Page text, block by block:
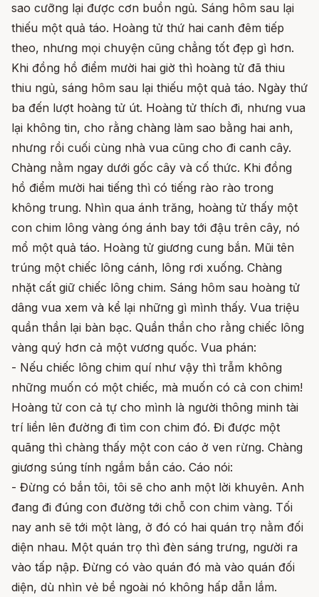
sao cưỡng lại được cơn buồn ngủ. Sáng hôm sau lại
thiếu một quả táo. Hoàng tử thứ hai canh đêm tiếp
theo, nhưng mọi chuyện cũng chẳng tốt đẹp gì hơn.
Khi đồng hồ điểm mười hai giờ thì hoàng tử đã thiu
thiu ngủ, sáng hôm sau lại thiếu một quả táo. Ngày thứ
ba đến lượt hoàng tử út. Hoàng tử thích đi, nhưng vua
lại không tin, cho rằng chàng làm sao bằng hai anh,
nhưng rồi cuối cùng nhà vua cũng cho đi canh cây.
Chàng nằm ngay dưới gốc cây và cố thức. Khi đồng
hồ điểm mười hai tiếng thì có tiếng rào rào trong
không trung. Nhìn qua ánh trăng, hoàng tử thấy một
con chim lông vàng óng ánh bay tới đậu trên cây, nó
mổ một quả táo. Hoàng tử giương cung bắn. Mũi tên
trúng một chiếc lông cánh, lông rơi xuống. Chàng
nhặt cất giữ chiếc lông chim. Sáng hôm sau hoàng tử
dâng vua xem và kể lại những gì mình thấy. Vua triệu
quần thần lại bàn bạc. Quần thần cho rằng chiếc lông
vàng quý hơn cả một vương quốc. Vua phán:
- Nếu chiếc lông chim quí như vậy thì trẫm không
những muốn có một chiếc, mà muốn có cả con chim!
Hoàng tử con cả tự cho mình là người thông minh tài
trí liền lên đường đi tìm con chim đó. Đi được một
quãng thì chàng thấy một con cáo ở ven rừng. Chàng
giương súng tính ngắm bắn cáo. Cáo nói:
- Đừng có bắn tôi, tôi sẽ cho anh một lời khuyên. Anh
đang đi đúng con đường tới chỗ con chim vàng. Tối
nay anh sẽ tới một làng, ở đó có hai quán trọ nằm đối
diện nhau. Một quán trọ thì đèn sáng trưng, người ra
vào tấp nập. Đừng có vào quán đó mà vào quán đối
diện, dù nhìn vẻ bề ngoài nó không hấp dẫn lắm.